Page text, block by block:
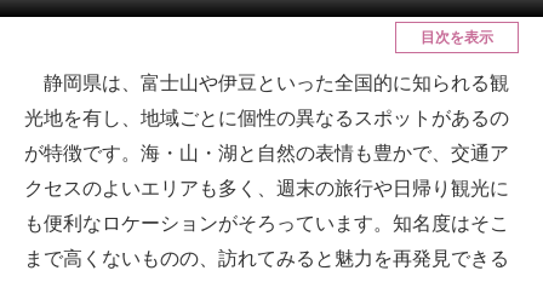
メディア
ITの今と未来を見通す
スマホと通信の最新トレンド
進化するPCとデバイスの未来
好きが集まる 比べて選べる
目次を表示
静岡県は、富士山や伊豆といった全国的に知られる観
光地を有し、地域ごとに個性の異なるスポットがあるの
が特徴です。海・山・湖と自然の表情も豊かで、交通ア
クセスのよいエリアも多く、週末の旅行や日帰り観光に
も便利なロケーションがそろっています。知名度はそこ
まで高くないものの、訪れてみると魅力を再発見できる